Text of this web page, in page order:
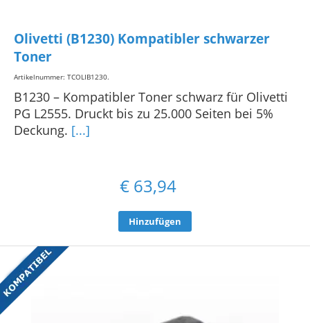
Olivetti (B1230) Kompatibler schwarzer
Toner
Artikelnummer: TCOLIB1230.
B1230 – Kompatibler Toner schwarz für Olivetti
PG L2555. Druckt bis zu 25.000 Seiten bei 5%
Deckung. [...]
€ 63,94
Hinzufügen